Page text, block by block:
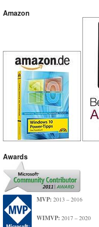
Amazon
Awards
MVP: 2013 – 2016
WIMVP: 2017 – 2020